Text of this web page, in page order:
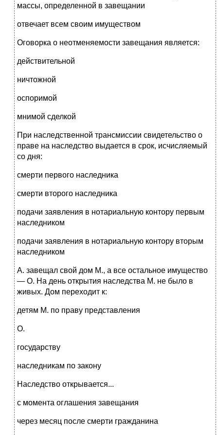
массы, определенной в завещании
отвечает всем своим имуществом
Оговорка о неотменяемости завещания является:
действительной
ничтожной
оспоримой
мнимой сделкой
При наследственной трансмиссии свидетельство о
праве на наследство выдается в срок, исчисляемый
со дня:
смерти первого наследника
смерти второго наследника
подачи заявления в нотариальную контору первым
наследником
подачи заявления в нотариальную контору вторым
наследником
А. завещал свой дом М., а все остальное имущество
— О. На день открытия наследства М. не было в
живых. Дом переходит к:
детям М. по праву представления
О.
государству
наследникам по закону
Наследство открывается...
с момента оглашения завещания
через месяц после смерти гражданина